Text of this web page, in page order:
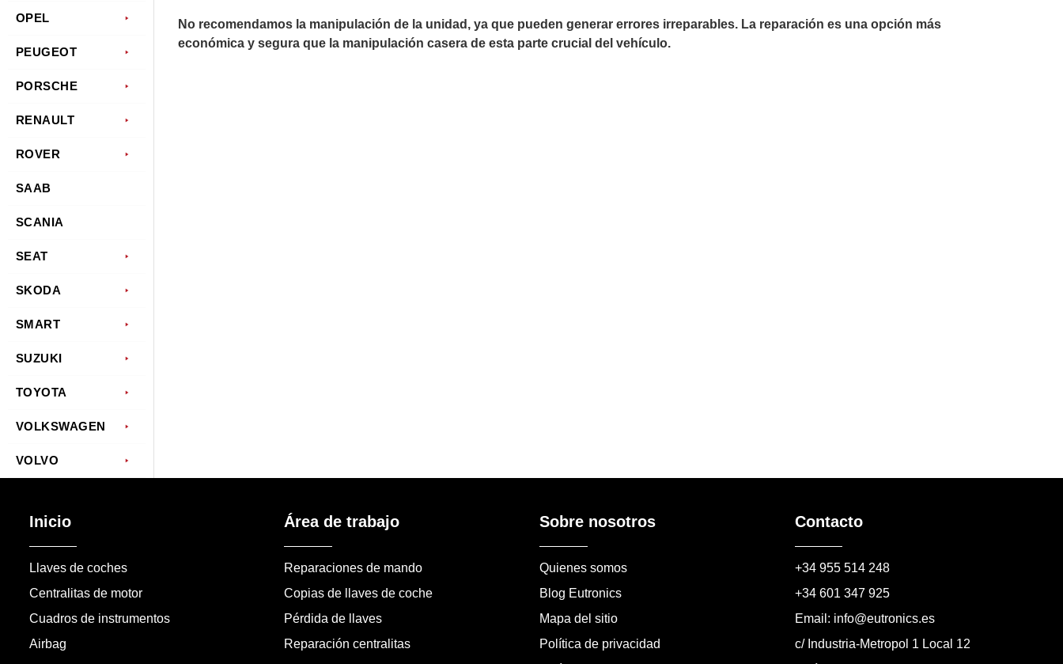
OPEL
PEUGEOT
PORSCHE
RENAULT
ROVER
SAAB
SCANIA
SEAT
SKODA
SMART
SUZUKI
TOYOTA
VOLKSWAGEN
VOLVO
No recomendamos la manipulación de la unidad, ya que pueden generar errores irreparables. La reparación es una opción más
económica y segura que la manipulación casera de esta parte crucial del vehículo.
Inicio
Llaves de coches
Centralitas de motor
Cuadros de instrumentos
Airbag
Área de trabajo
Reparaciones de mando
Copias de llaves de coche
Pérdida de llaves
Reparación centralitas
Sobre nosotros
Quienes somos
Blog Eutronics
Mapa del sitio
Política de privacidad
Contacto
+34 955 514 248
+34 601 347 925
Email: info@eutronics.es
c/ Industria-Metropol 1 Local 12